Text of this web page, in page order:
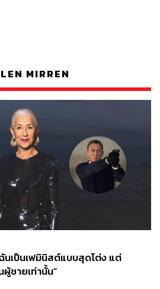
MIRREN
นเป็นเฟมินิสต์แบบสุดโต่ง แต่
ชายเท่านั้น”